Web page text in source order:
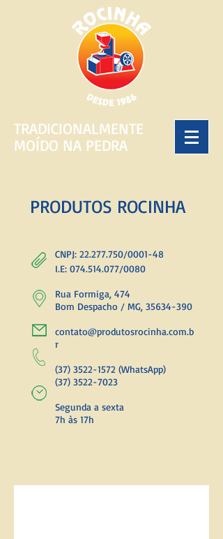
TRADICIONALMENTE
MOÍDO NA PEDRA
PRODUTOS ROCINHA
CNPJ: 22.277.750/0001-48
I.E: 074.514.077/0080
Rua Formiga, 474
Bom Despacho / MG, 35634-390
contato@produtosrocinha.com.b
r
(37) 3522-1572 (WhatsApp)
(37) 3522-7023
Segunda a sexta
7h às 17h